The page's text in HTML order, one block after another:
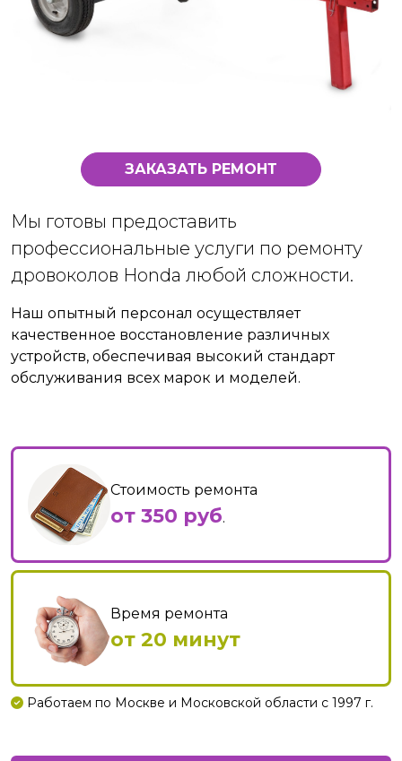
ЗАКАЗАТЬ РЕМОНТ
Мы готовы предоставить
профессиональные услуги по ремонту
дровоколов Honda любой сложности.
Наш опытный персонал осуществляет
качественное восстановление различных
устройств, обеспечивая высокий стандарт
обслуживания всех марок и моделей.
Стоимость ремонта
от 350 руб.
Время ремонта
от 20 минут
Работаем по Москве и Московской области с 1997 г.